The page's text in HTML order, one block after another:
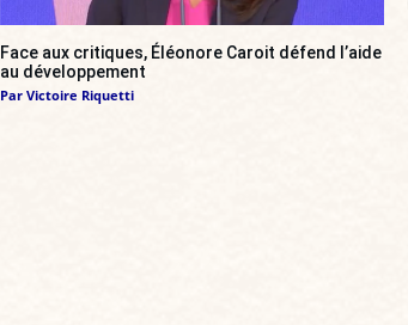
Face aux critiques, Éléonore Caroit défend l’aide
au développement
Par Victoire Riquetti